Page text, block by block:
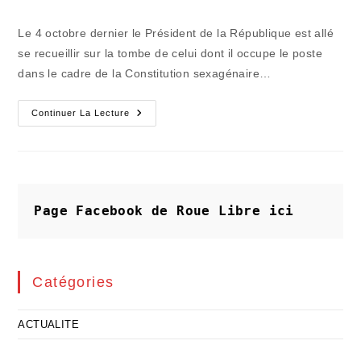
Le 4 octobre dernier le Président de la République est allé
se recueillir sur la tombe de celui dont il occupe le poste
dans le cadre de la Constitution sexagénaire…
Continuer La Lecture
La
Démocratie
Page Facebook de Roue Libre ici
Catégories
ACTUALITE